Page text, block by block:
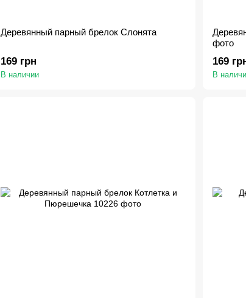
Деревянный парный брелок Слонята
169 грн
В наличии
фото
169
В